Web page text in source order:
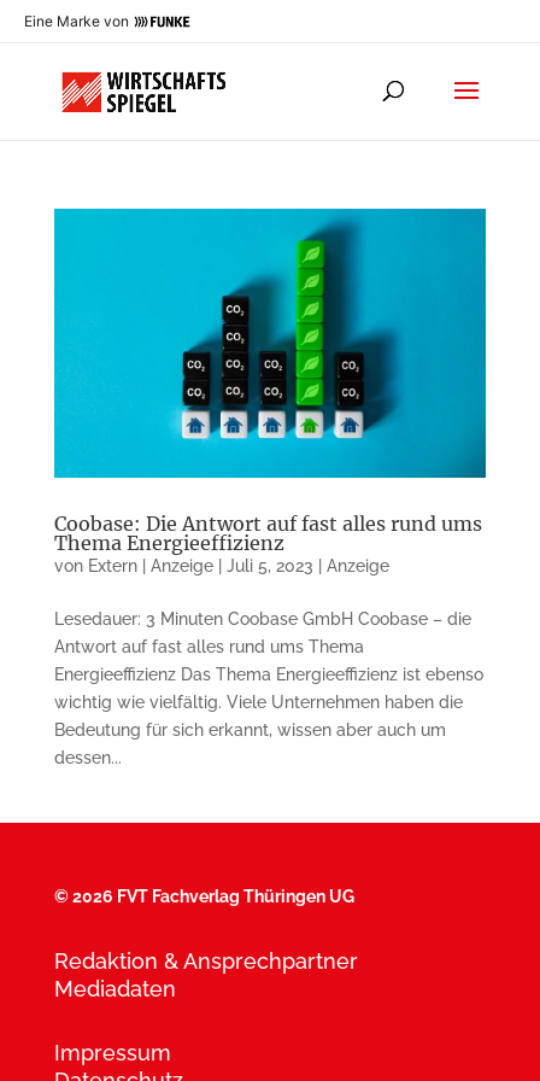
Eine Marke von
Coobase: Die Antwort auf fast alles rund ums
Thema Energieeffizienz
von Extern | Anzeige| Juli 5, 2023 | Anzeige
Lesedauer: 3 Minuten Coobase GmbH Coobase – die
Antwort auf fast alles rund ums Thema
Energieeffizienz Das Thema Energieeffizienz ist eben­so
wichtig wie vielfältig. Viele Un­ter­nehmen haben die
Bedeutung für sich erkannt, wissen aber auch um
dessen...
©2026 FVT Fachverlag Thüringen UG
Redaktion & Ansprechpartner
Mediadaten
Impressum